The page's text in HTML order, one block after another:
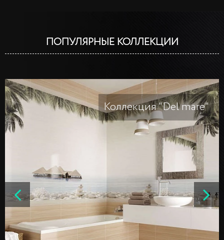
ПОПУЛЯРНЫЕ КОЛЛЕКЦИИ
Коллекция "Del mare"